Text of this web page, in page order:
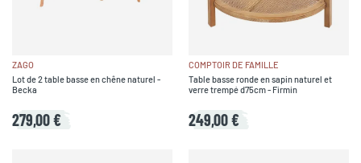
ZAGO
Lot de 2 table basse en chêne naturel -
Becka
279,00 €
COMPTOIR DE FAMILLE
Table basse ronde en sapin naturel et
verre trempé d75cm - Firmin
249,00 €